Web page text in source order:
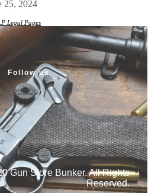
25, 2024
Legal Pages
Follow us
Youtube
Gun Store Bunker. All Rights
Reserved.